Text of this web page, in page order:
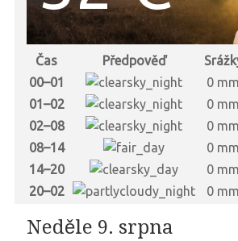
Čas Předpověď
00–01
0 mm
01–02
0 mm
02–08
0 mm
08–14
0 mm
14–20
0 mm
20–02
0 mm
Neděle 9. srpna